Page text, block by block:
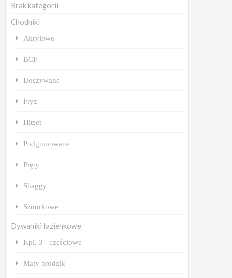
Brak kategorii
Chodniki
Akrylowe
BCF
Doszywane
Fryz
Hitset
Podgumowane
Pręty
Shaggy
Sznurkowe
Dywaniki łazienkowe
Kpl. 3 - częściowe
Maty brodzik